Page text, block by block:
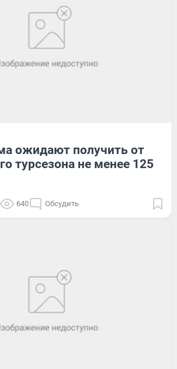
ожидают получить от
турсезона не менее 125
640 Обсудить